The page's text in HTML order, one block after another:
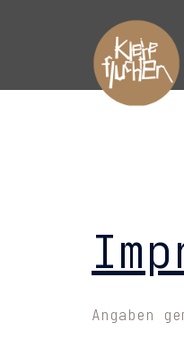
Angaben